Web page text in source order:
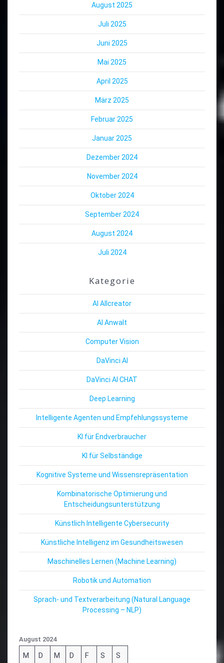
August 2025
Juli 2025
Juni 2025
Mai 2025
April 2025
März 2025
Februar 2025
Januar 2025
Dezember 2024
November 2024
Oktober 2024
September 2024
August 2024
Juli 2024
Kategorie
AI Allcreator
AI Anwalt
Computer Vision
DaVinci AI
DaVinci AI CHAT
Deep Learning
Intelligente Agenten und Empfehlungssysteme
KI für Endverbraucher
KI für Selbständige
Kognitive Systeme und Wissensrepräsentation
Kombinatorische Optimierung und
Entscheidungsunterstützung
Künstlich Intelligente Cybersecurity
Künstliche Intelligenz im Gesundheitswesen
Maschinelles Lernen (Machine Learning)
Robotik und Automation
Sprach- und Textverarbeitung (Natural Language
Processing – NLP)
August 2024
M D M D F S S